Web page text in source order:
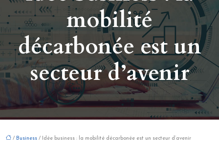
mobilité
décarbonée est un
secteur d’avenir
/ Business / Idée business : la mobilité décarbonée est un secteur d’avenir